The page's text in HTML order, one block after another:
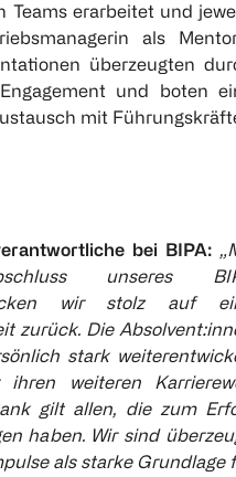
Teams erarbeitet und
als
überzeugten
und boten
mit
bei BIPA:
unseres
wir stolz auf
zurück. Die
stark
weiteren
gilt allen, die zum
haben. Wir sind
als starke Grundlage